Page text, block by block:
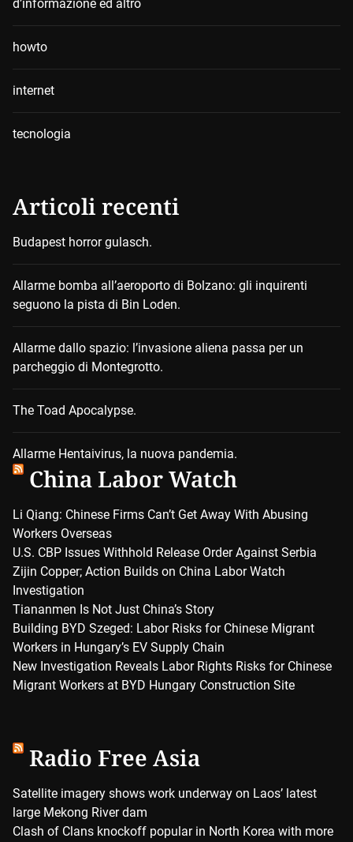
d’informazione ed altro
howto
internet
tecnologia
Articoli recenti
Budapest horror gulasch.
Allarme bomba all’aeroporto di Bolzano: gli inquirenti
seguono la pista di Bin Loden.
Allarme dallo spazio: l’invasione aliena passa per un
parcheggio di Montegrotto.
The Toad Apocalypse.
Allarme Hentaivirus, la nuova pandemia.
China Labor Watch
Li Qiang: Chinese Firms Can’t Get Away With Abusing
Workers Overseas
U.S. CBP Issues Withhold Release Order Against Serbia
Zijin Copper; Action Builds on China Labor Watch
Investigation
Tiananmen Is Not Just China’s Story
Building BYD Szeged: Labor Risks for Chinese Migrant
Workers in Hungary’s EV Supply Chain
New Investigation Reveals Labor Rights Risks for Chinese
Migrant Workers at BYD Hungary Construction Site
Radio Free Asia
Satellite imagery shows work underway on Laos’ latest
large Mekong River dam
Clash of Clans knockoff popular in North Korea with more